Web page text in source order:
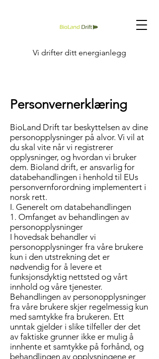
Vi drifter ditt energianlegg
Personvernerklæring
BioLand Drift tar beskyttelsen av dine
personopplysninger på alvor. Vi vil at
du skal vite når vi registrerer
opplysninger, og hvordan vi bruker
dem. Bioland drift, er ansvarlig for
databehandlingen i henhold til EUs
personvernforordning implementert i
norsk rett.
I. Generelt om databehandlingen
1. Omfanget av behandlingen av
personopplysninger
I hovedsak behandler vi
personopplysninger fra våre brukere
kun i den utstrekning det er
nødvendig for å levere et
funksjonsdyktig nettsted og vårt
innhold og våre tjenester.
Behandlingen av personopplysninger
fra våre brukere skjer regelmessig kun
med samtykke fra brukeren. Ett
unntak gjelder i slike tilfeller der det
av faktiske grunner ikke er mulig å
innhente et samtykke på forhånd, og
behandlingen av opplysningene er